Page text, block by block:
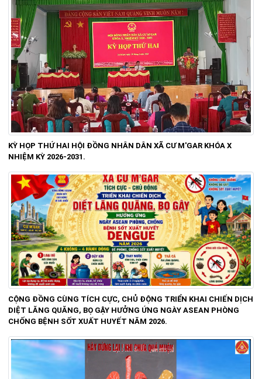
KỲ HỌP THỨ HAI HỘI ĐỒNG NHÂN DÂN XÃ CƯ M'GAR KHÓA X
NHIỆM KỲ 2026-2031.
CỘNG ĐỒNG CÙNG TÍCH CỰC, CHỦ ĐỘNG TRIỂN KHAI CHIẾN DỊCH
DIỆT LĂNG QUĂNG, BỌ GẬY HƯỞNG ỨNG NGÀY ASEAN PHÒNG
CHỐNG BỆNH SỐT XUẤT HUYẾT NĂM 2026.